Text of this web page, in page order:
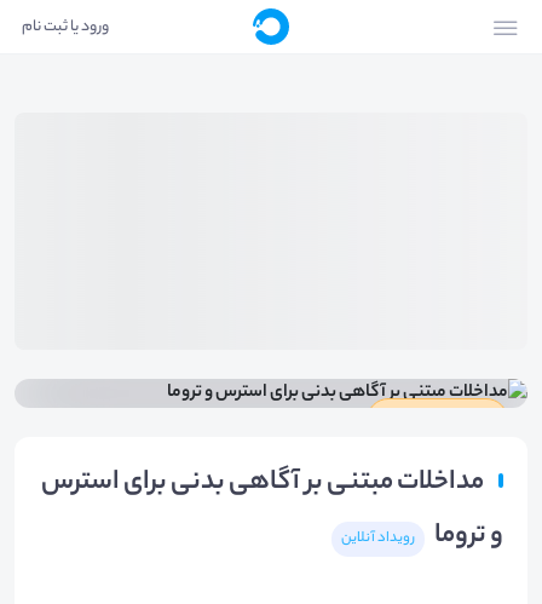
ورود یا ثبت نام
مداخلات مبتنی بر آگاهی بدنی برای استرس
و تروما
رویداد آنلاین